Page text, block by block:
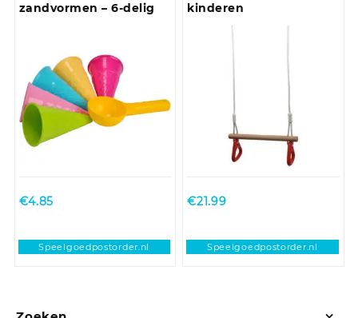
zandvormen – 6-delig
€4.85
Speelgoedpostorder.nl
kinderen
€21.99
Speelgoedpostorder.nl